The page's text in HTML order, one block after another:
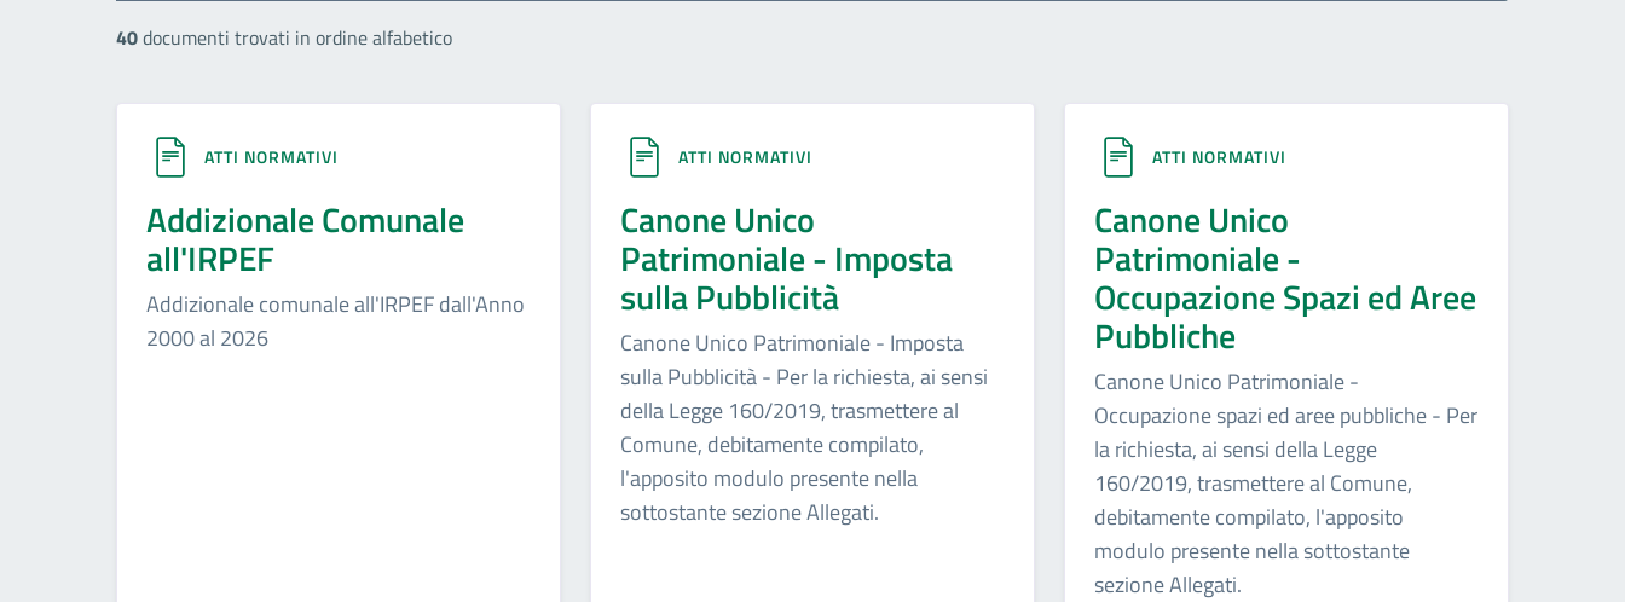
40documenti trovati in ordine alfabetico
ATTI NORMATIVI
Addizionale Comunale
all'IRPEF
Addizionale comunale all'IRPEF dall'Anno
2000 al 2026
ATTI NORMATIVI
Canone Unico
Patrimoniale - Imposta
sulla Pubblicità
Canone Unico Patrimoniale - Imposta
sulla Pubblicità - Per la richiesta, ai sensi
della Legge 160/2019, trasmettere al
Comune, debitamente compilato,
l'apposito modulo presente nella
sottostante sezione Allegati.
ATTI NORMATIVI
Canone Unico
Patrimoniale -
Occupazione Spazi ed Aree
Pubbliche
Canone Unico Patrimoniale -
Occupazione spazi ed aree pubbliche - Per
la richiesta, ai sensi della Legge
160/2019, trasmettere al Comune,
debitamente compilato, l'apposito
modulo presente nella sottostante
sezione Allegati.